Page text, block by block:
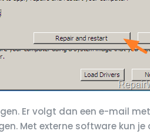
Er volgt dan een e-mail
Met externe software kun